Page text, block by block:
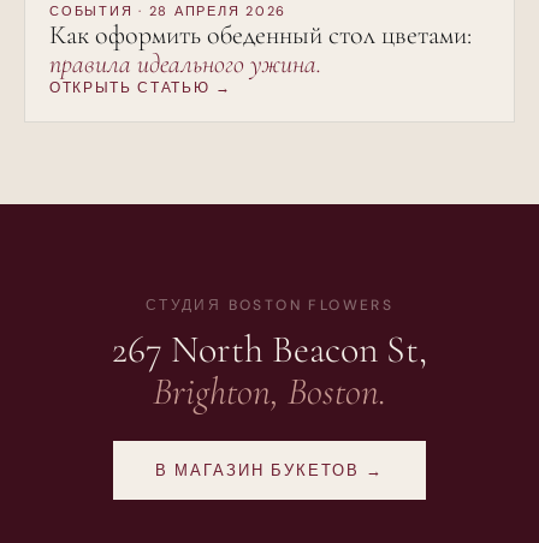
СОБЫТИЯ · 28 АПРЕЛЯ 2026
Как оформить обеденный стол цветами:
правила идеального ужина.
ОТКРЫТЬ СТАТЬЮ →
СТУДИЯ BOSTON FLOWERS
267 North Beacon St,
Brighton, Boston.
В МАГАЗИН БУКЕТОВ →